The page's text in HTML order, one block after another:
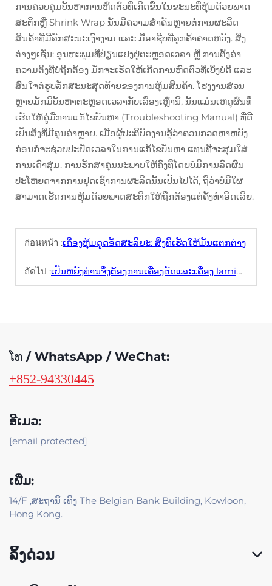
ການຄວບຄຸມບັນຫາການຫົດຕົວທີ່ເກີດຂື້ນໃນຂະນະທີ່ຫຸ້ມດ້ວຍພາດ
ສະຕິກຫຼື Shrink Wrap ນັ້ນມີຄວາມສຳຄັນຫຼາຍຕໍ່ການຜະລິດ
ສິນຄ້າທີ່ມີລັກສະນະເງົາງາມ ແລະ ມືອາຊີບທີ່ລູກຄ້າຄາດຫວັງ. ສິ່ງ
ຕ່າງໆເຊັ່ນ: ອຸນຫະພູມທີ່ປ່ຽນແປງຢູ່ຕະຫຼອດເວລາ ຫຼື ການຕັ້ງຄ່າ
ຄວາມຕຶງທີ່ບໍ່ຖືກຕ້ອງ ມັກຈະເຮັດໃຫ້ເກີດການຫົດຕົວທີ່ເບິ່ງບໍ່ດີ ແລະ
ສົນໃຈຕໍ່ຮູບລັກສະນະສຸດທ້າຍຂອງການຫຸ້ມສິນຄ້າ. ໂຮງງານສ່ວນ
ຫຼາຍມັກມີບັນຫາຕະຫຼອດເວລາກັບເລື່ອງເຫຼົ່ານີ້, ນັ້ນແມ່ນເຫດຸຜົນທີ່
ເຮັດໃຫ້ຄູ່ມືການແກ້ໄຂບັນຫາ (Troubleshooting Manual) ທີ່ດີ
ເປັນສິ່ງທີ່ມີຄຸນຄ່າຫຼາຍ. ເມື່ອຜູ້ປະຕິບັດງານຮູ້ວ່າຄວນກວດຫາຫຍັງ
ກ່ອນກໍ່ຈະຊ່ວຍປະຢັດເວລາໃນການແກ້ໄຂບັນຫາ ແທນທີ່ຈະສຸມໃສ່
ການເດົາສຸ່ມ. ການຮັກສາຄຸນນະພາບໃຫ້ຄົງທີ່ໂດຍບໍ່ມີການລົດຜົນ
ປະໂຫຍດຈາກການຢຸດເຊົາການຜະລິດນັ້ນເປັນໄປໄດ້, ຖືວ່າບໍ່ມີໃຜ
ສາມາດເຮັດການຫຸ້ມດ້ວຍພາດສະຕິກໃຫ້ຖືກຕ້ອງແຕ່ຄັ້ງທຳອິດເລີຍ.
ก่อนหน้า :ເຄື່ອງຫຸ້ມດູດອັດສະລິຍະ: ສິ່ງທີ່ເຮັດໃຫ້ມັນແຕກຕ່າງ
ถัดไป :ເປັນຫຍັງທ່ານຈຶ່ງຕ້ອງການເຄື່ອງຕັດແລະເຄື່ອງ laminating ສີ່ມຸມໂດຍສະເພາະ
ໂທ / WhatsApp / WeChat:
+852-94330445
ອີເມວ:
[email protected]
ເພີ່ມ:
14/F ,ສະຖານີ້ ເທິງ The Belgian Bank Building, Kowloon,
Hong Kong.
ລິ້ງດ່ວນ